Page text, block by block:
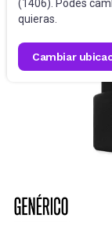
(1406). Podés
quieras.
cambiar